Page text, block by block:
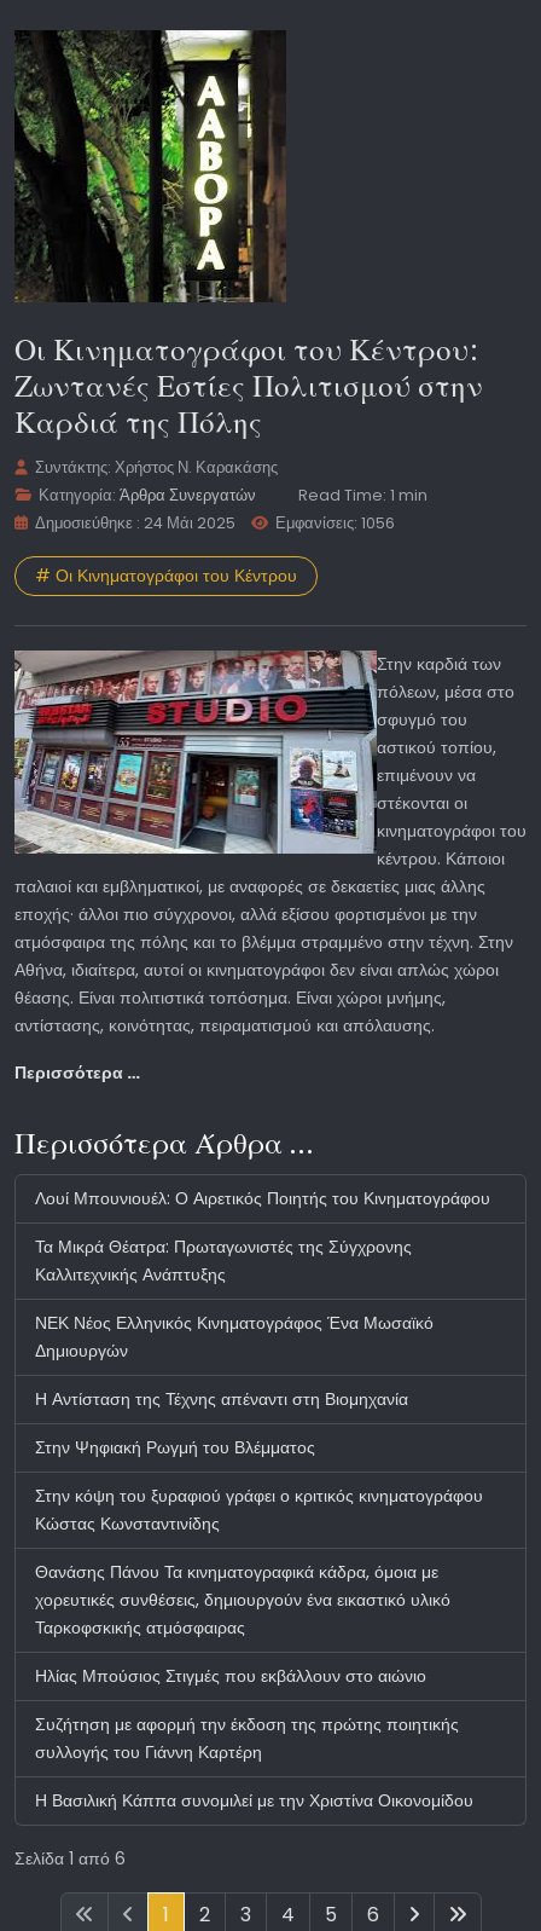
Οι Κινηματογράφοι του Κέντρου:
Ζωντανές Εστίες Πολιτισμού στην
Καρδιά της Πόλης
Συντάκτης:Χρήστος Ν. Καρακάσης
Κατηγορία:Άρθρα Συνεργατών
Read Time: 1 min
Δημοσιεύθηκε : 24 Μάι 2025
Εμφανίσεις: 1056
# Οι Κινηματογράφοι του Κέντρου
Στην καρδιά των
πόλεων, μέσα στο
σφυγμό του
αστικού τοπίου,
επιμένουν να
στέκονται οι
κινηματογράφοι του
κέντρου. Κάποιοι
παλαιοί και εμβληματικοί, με αναφορές σε δεκαετίες μιας άλλης
εποχής· άλλοι πιο σύγχρονοι, αλλά εξίσου φορτισμένοι με την
ατμόσφαιρα της πόλης και το βλέμμα στραμμένο στην τέχνη. Στην
Αθήνα, ιδιαίτερα, αυτοί οι κινηματογράφοι δεν είναι απλώς χώροι
θέασης. Είναι πολιτιστικά τοπόσημα. Είναι χώροι μνήμης,
αντίστασης, κοινότητας, πειραματισμού και απόλαυσης.
Περισσότερα …
Περισσότερα Άρθρα …
Λουί Μπουνιουέλ: Ο Αιρετικός Ποιητής του Κινηματογράφου
Τα Μικρά Θέατρα: Πρωταγωνιστές της Σύγχρονης
Καλλιτεχνικής Ανάπτυξης
ΝΕΚ Νέος Ελληνικός Κινηματογράφος Ένα Μωσαϊκό
Δημιουργών
Η Αντίσταση της Τέχνης απέναντι στη Βιομηχανία
Στην Ψηφιακή Ρωγμή του Βλέμματος
Στην κόψη του ξυραφιού γράφει ο κριτικός κινηματογράφου
Κώστας Κωνσταντινίδης
Θανάσης Πάνου Τα κινηματογραφικά κάδρα, όμοια με
χορευτικές συνθέσεις, δημιουργούν ένα εικαστικό υλικό
Ταρκοφσκικής ατμόσφαιρας
Ηλίας Μπούσιος Στιγμές που εκβάλλουν στο αιώνιο
Συζήτηση με αφορμή την έκδοση της πρώτης ποιητικής
συλλογής του Γιάννη Καρτέρη
Η Βασιλική Κάππα συνομιλεί με την Χριστίνα Οικονομίδου
Σελίδα 1 από 6
1 2 3 4 5 6